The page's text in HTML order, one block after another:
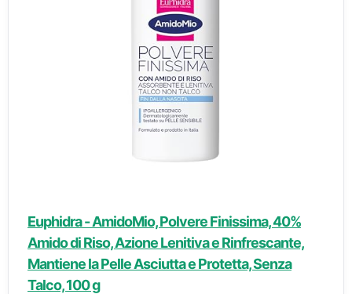
Euphidra - AmidoMio, Polvere Finissima, 40%
Amido di Riso, Azione Lenitiva e Rinfrescante,
Mantiene la Pelle Asciutta e Protetta, Senza
Talco, 100 g